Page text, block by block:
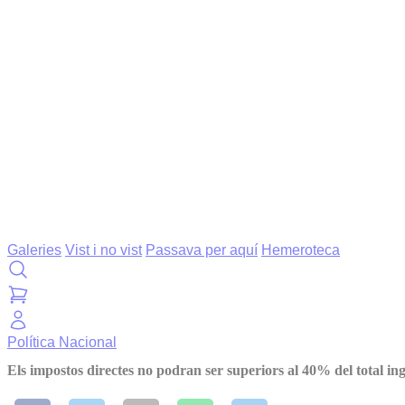
Galeries Vist i no vist Passava per aquí Hemeroteca
Política Nacional
Els impostos directes no podran ser superiors al 40% del total